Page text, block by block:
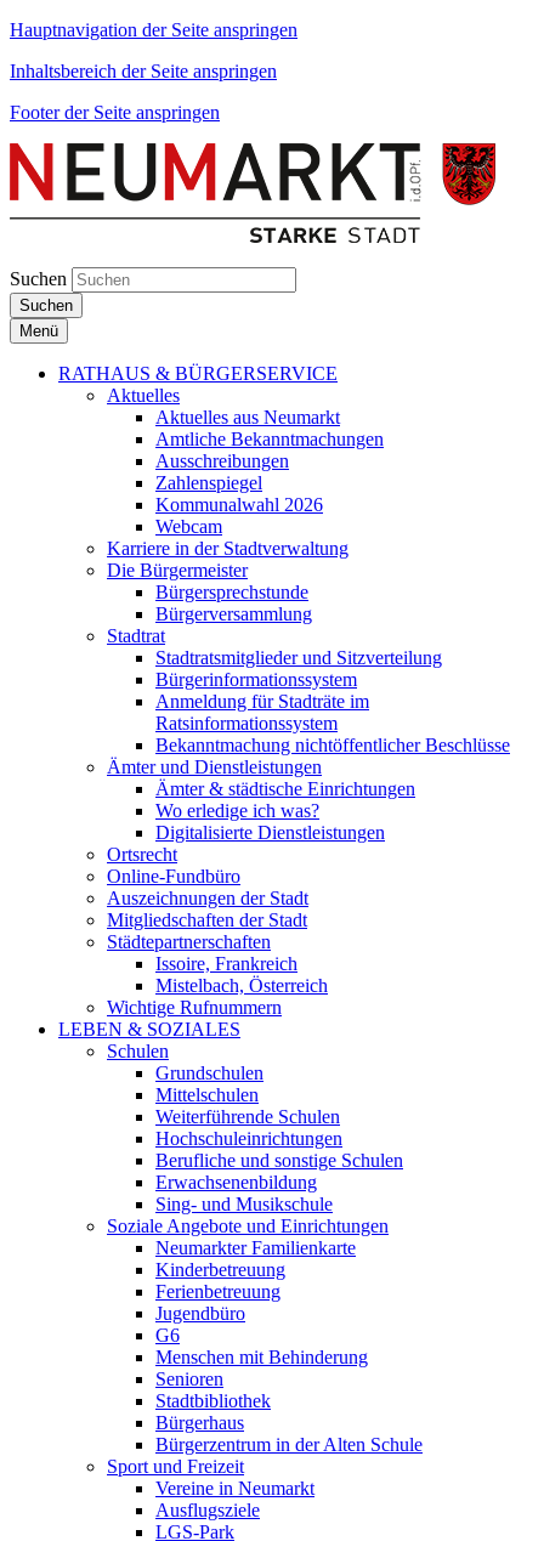
Hauptnavigation der Seite anspringen
Inhaltsbereich der Seite anspringen
Footer der Seite anspringen
Suchen
Suchen
Menü
RATHAUS & BÜRGERSERVICE
Aktuelles
Aktuelles aus Neumarkt
Amtliche Bekanntmachungen
Ausschreibungen
Zahlenspiegel
Kommunalwahl 2026
Webcam
Karriere in der Stadtverwaltung
Die Bürgermeister
Bürgersprechstunde
Bürgerversammlung
Stadtrat
Stadtratsmitglieder und Sitzverteilung
Bürgerinformationssystem
Anmeldung für Stadträte im
Ratsinformationssystem
Bekanntmachung nichtöffentlicher Beschlüsse
Ämter und Dienstleistungen
Ämter & städtische Einrichtungen
Wo erledige ich was?
Digitalisierte Dienstleistungen
Ortsrecht
Online-Fundbüro
Auszeichnungen der Stadt
Mitgliedschaften der Stadt
Städtepartnerschaften
Issoire, Frankreich
Mistelbach, Österreich
Wichtige Rufnummern
LEBEN & SOZIALES
Schulen
Grundschulen
Mittelschulen
Weiterführende Schulen
Hochschuleinrichtungen
Berufliche und sonstige Schulen
Erwachsenenbildung
Sing- und Musikschule
Soziale Angebote und Einrichtungen
Neumarkter Familienkarte
Kinderbetreuung
Ferienbetreuung
Jugendbüro
G6
Menschen mit Behinderung
Senioren
Stadtbibliothek
Bürgerhaus
Bürgerzentrum in der Alten Schule
Sport und Freizeit
Vereine in Neumarkt
Ausflugsziele
LGS-Park